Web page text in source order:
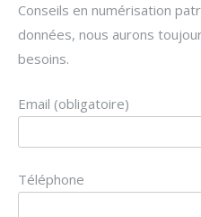
Conseils en numérisation
données, nous aurons
besoins.
Email (obligatoire)
Téléphone